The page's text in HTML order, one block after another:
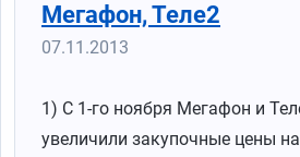
Мегафон, Теле2
07.11.2013
1) С 1-го ноября Мегафон и
увеличили закупочные цены